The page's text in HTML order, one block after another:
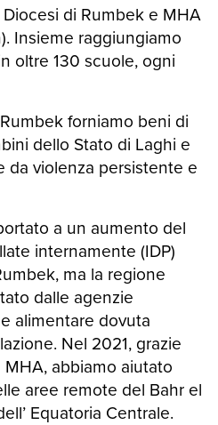
di Rumbek e MHA
Insieme raggiungiamo
oltre 130 scuole, ogni
forniamo beni di
dello Stato di Laghi e
da violenza persistente e
a un aumento del
internamente (IDP)
ma la regione
dalle agenzie
alimentare dovuta
Nel 2021, grazie
abbiamo aiutato
aree remote del Bahr el
Equatoria Centrale.